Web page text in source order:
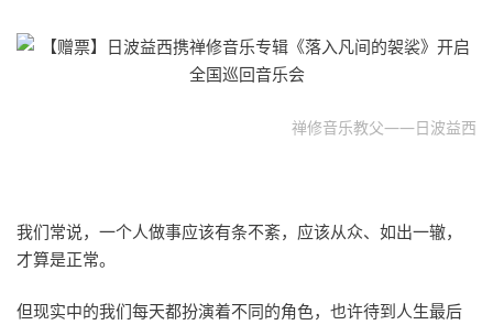
禅修音乐教父——日波益西
我们常说，一个人做事应该有条不紊，应该从众、如出一辙，
才算是正常。
但现实中的我们每天都扮演着不同的角色，也许待到人生最后